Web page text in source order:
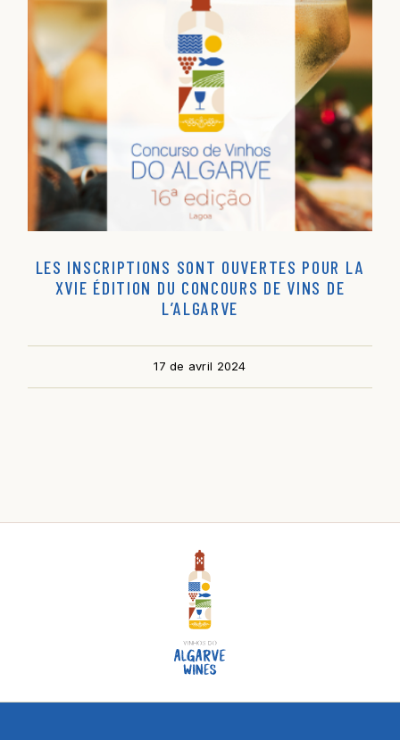
LES INSCRIPTIONS SONT OUVERTES POUR LA
XVIE ÉDITION DU CONCOURS DE VINS DE
L’ALGARVE
17 de avril 2024